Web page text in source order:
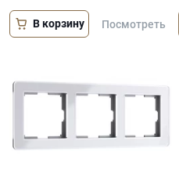
В корзину Посмотреть